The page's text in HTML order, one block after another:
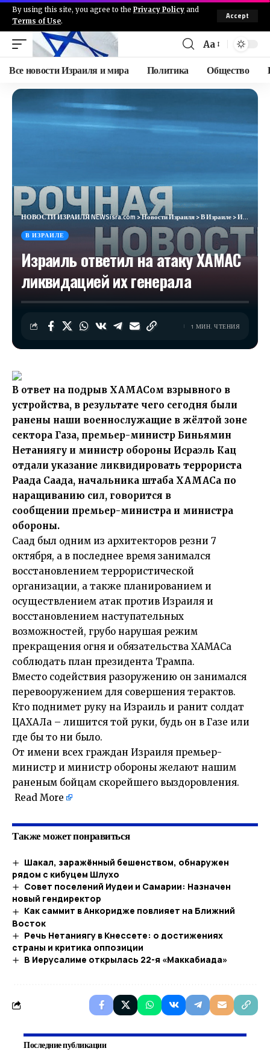
By using this site, you agree to the Privacy Policy and
Terms of Use.
Accept
Aa
Все новости Израиля и мира Политика Общество
НОВОСТИ ИЗРАИЛЯ NEWSisra.com >Новости Израиля>В Израиле>Израиль ответил на атаку ХАМАС ликвидацией их генерала
В ИЗРАИЛЕ
Израиль ответил на атаку ХАМАС
ликвидацией их генерала
1 МИН. ЧТЕНИЯ
В ответ на подрыв ХАМАСом взрывного в
устройства, в результате чего сегодня были
ранены наши военнослужащие в жёлтой зоне
сектора Газа, премьер-министр Биньямин
Нетаниягу и министр обороны Исраэль Кац
отдали указание ликвидировать террориста
Раада Саада, начальника штаба ХАМАСа по
наращиванию сил, говорится в
сообщении премьер-министра и министра
обороны.
Саад был одним из архитекторов резни 7
октября, а в последнее время занимался
восстановлением террористической
организации, а также планированием и
осуществлением атак против Израиля и
восстановлением наступательных
возможностей, грубо нарушая режим
прекращения огня и обязательства ХАМАСа
соблюдать план президента Трампа.
Вместо содействия разоружению он занимался
перевооружением для совершения терактов.
Кто поднимет руку на Израиль и ранит солдат
ЦАХАЛа – лишится той руки, будь он в Газе или
где бы то ни было.
От имени всех граждан Израиля премьер-
министр и министр обороны желают нашим
раненым бойцам скорейшего выздоровления.
Read More
Также может понравиться
Шакал, заражённый бешенством, обнаружен
рядом с кибуцем Шлухо
Совет поселений Иудеи и Самарии: Назначен
новый гендиректор
Как саммит в Анкоридже повлияет на Ближний
Восток
Речь Нетаниягу в Кнессете: о достижениях
страны и критика оппозиции
В Иерусалиме открылась 22-я «Маккабиада»
Последние публикации